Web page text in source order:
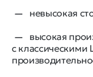
невысокая
высокая
с классическими